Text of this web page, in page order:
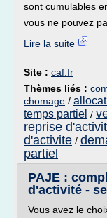
sont cumulables
vous ne pouvez
Lire la suite
Site : caf.fr
Thèmes liés :
chomage /
temps partiel /
reprise
d'activite /
partiel
PAJE :
d'activité -
Vous avez le